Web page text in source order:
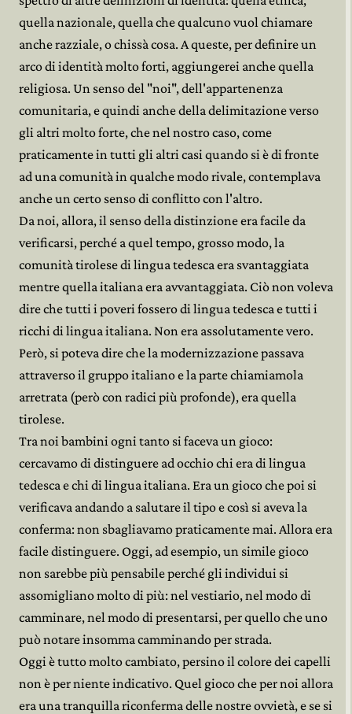
quella nazionale, quella che qualcuno vuol chiamare
anche razziale, o chissà cosa. A queste, per definire un
arco di identità molto forti, aggiungerei anche quella
religiosa. Un senso del "noi", dell'appartenenza
comunitaria, e quindi anche della delimitazione verso
gli altri molto forte, che nel nostro caso, come
praticamente in tutti gli altri casi quando si è di fronte
ad una comunità in qualche modo rivale, contemplava
anche un certo senso di conflitto con l'altro.
Da noi, allora, il senso della distinzione era facile da
verificarsi, perché a quel tempo, grosso modo, la
comunità tirolese di lingua tedesca era svantaggiata
mentre quella italiana era avvantaggiata. Ciò non voleva
dire che tutti i poveri fossero di lingua tedesca e tutti i
ricchi di lingua italiana. Non era assolutamente vero.
Però, si poteva dire che la modernizzazione passava
attraverso il gruppo italiano e la parte chiamiamola
arretrata (però con radici più profonde), era quella
tirolese.
Tra noi bambini ogni tanto si faceva un gioco:
cercavamo di distinguere ad occhio chi era di lingua
tedesca e chi di lingua italiana. Era un gioco che poi si
verificava andando a salutare il tipo e così si aveva la
conferma: non sbagliavamo praticamente mai. Allora era
facile distinguere. Oggi, ad esempio, un simile gioco
non sarebbe più pensabile perché gli individui si
assomigliano molto di più: nel vestiario, nel modo di
camminare, nel modo di presentarsi, per quello che uno
può notare insomma camminando per strada.
Oggi è tutto molto cambiato, persino il colore dei capelli
non è per niente indicativo. Quel gioco che per noi allora
era una tranquilla riconferma delle nostre ovvietà, e se si